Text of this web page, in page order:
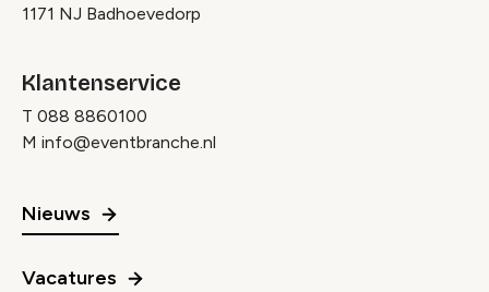
1171 NJ Badhoevedorp
Klantenservice
T 088 8860100
M info@eventbranche.nl
Nieuws
Vacatures